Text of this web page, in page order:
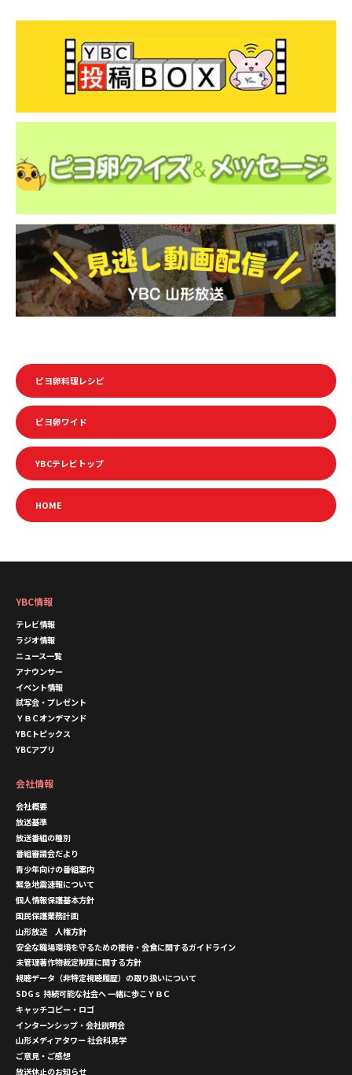
ピヨ卵料理レシピ
ピヨ卵ワイド
YBCテレビトップ
HOME
YBC情報
テレビ情報
ラジオ情報
ニュース一覧
アナウンサー
イベント情報
試写会・プレゼント
ＹＢＣオンデマンド
YBCトピックス
YBCアプリ
会社情報
会社概要
放送基準
放送番組の種別
番組審議会だより
青少年向けの番組案内
緊急地震速報について
個人情報保護基本方針
国民保護業務計画
山形放送 人権方針
安全な職場環境を守るための接待・会食に関するガイドライン
未管理著作物裁定制度に関する方針
視聴データ（非特定視聴履歴）の取り扱いについて
SDGｓ 持続可能な社会へ 一緒に歩こＹＢＣ
キャッチコピー・ロゴ
インターンシップ・会社説明会
山形メディアタワー 社会科見学
ご意見・ご感想
放送休止のお知らせ